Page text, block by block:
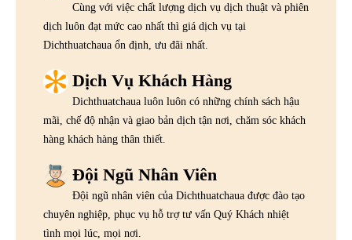
Cùng với việc chất lượng dịch vụ dịch thuật và phiên
dịch luôn đạt mức cao nhất thì giá dịch vụ tại
Dichthuatchaua ổn định, ưu đãi nhất.
Dịch Vụ Khách Hàng
Dichthuatchaua luôn luôn có những chính sách hậu
mãi, chế độ nhận và giao bản dịch tận nơi, chăm sóc khách
hàng khách hàng thân thiết.
Đội Ngũ Nhân Viên
Đội ngũ nhân viên của Dichthuatchaua được đào tạo
chuyên nghiệp, phục vụ hỗ trợ tư vấn Quý Khách nhiệt
tình mọi lúc, mọi nơi.